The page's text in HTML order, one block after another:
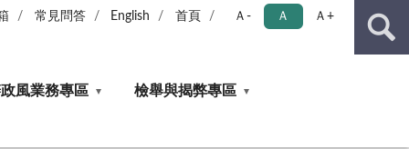
常見問答 English 首頁 Ａ- Ａ Ａ+
風業務專區 檢舉與揭弊專區